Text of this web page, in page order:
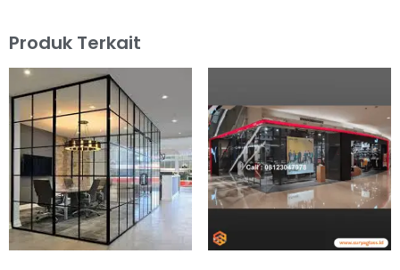
Produk Terkait